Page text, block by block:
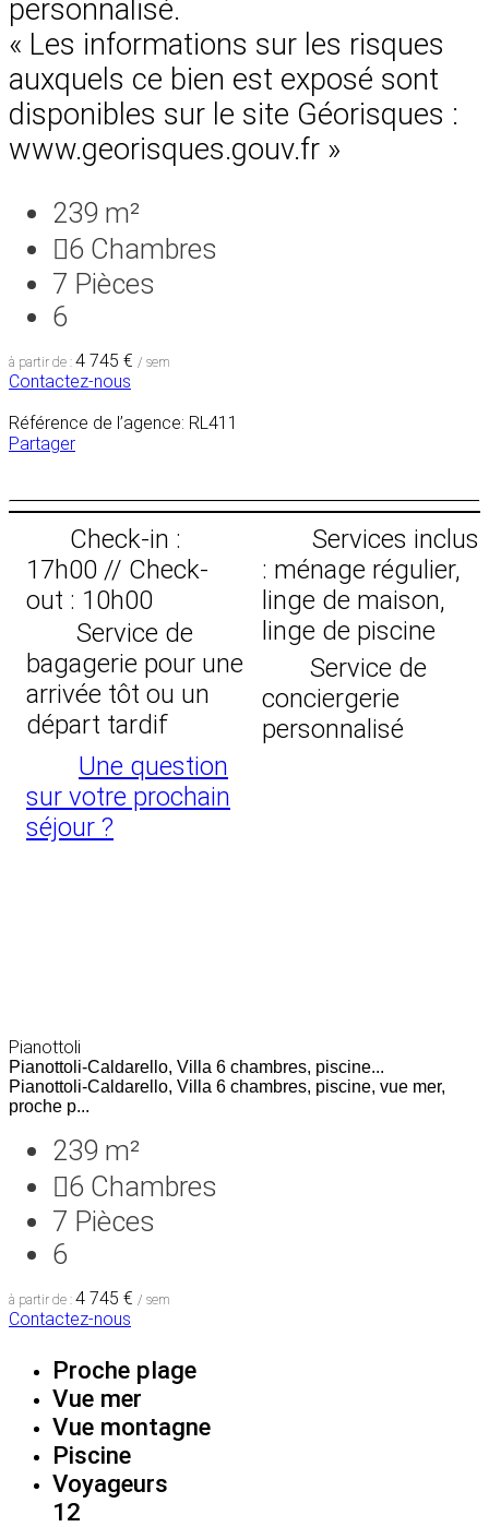
personnalisé.
« Les informations sur les risques
auxquels ce bien est exposé sont
disponibles sur le site Géorisques :
www.georisques.gouv.fr »
239 m²
6 Chambres
7 Pièces
6
à partir de : 4 745 € / sem
Contactez-nous
Référence de l’agence: RL411
Partager
Check-in :
17h00 // Check-
out : 10h00
Service de
bagagerie pour une
arrivée tôt ou un
départ tardif
Une question
sur votre prochain
séjour ?
Services inclus
: ménage régulier,
linge de maison,
linge de piscine
Service de
conciergerie
personnalisé
Pianottoli
Pianottoli-Caldarello, Villa 6 chambres, piscine...
Pianottoli-Caldarello, Villa 6 chambres, piscine, vue mer,
proche p...
239 m²
6 Chambres
7 Pièces
6
à partir de : 4 745 € / sem
Contactez-nous
Proche plage
Vue mer
Vue montagne
Piscine
Voyageurs
12